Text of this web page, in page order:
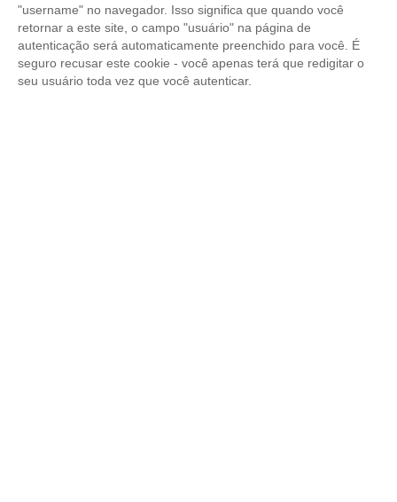
"username" no navegador. Isso significa que quando você
retornar a este site, o campo "usuário" na página de
autenticação será automaticamente preenchido para você. É
seguro recusar este cookie - você apenas terá que redigitar o
seu usuário toda vez que você autenticar.